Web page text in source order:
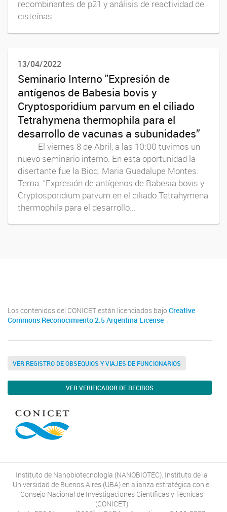
recombinantes de p21 y análisis de reactividad de
cisteínas.
13/04/2022
Seminario Interno "Expresión de
antígenos de Babesia bovis y
Cryptosporidium parvum en el ciliado
Tetrahymena thermophila para el
desarrollo de vacunas a subunidades”
El viernes 8 de Abril, a las 10:00 tuvimos un
nuevo seminario interno. En esta oportunidad la
disertante fue la Bioq. Maria Guadalupe Montes.
Tema: “Expresión de antígenos de Babesia bovis y
Cryptosporidium parvum en el ciliado Tetrahymena
thermophila para el desarrollo...
Los contenidos del CONICET están licenciados bajo Creative
Commons Reconocimiento 2.5 Argentina License
VER REGISTRO DE OBSEQUIOS Y VIAJES DE FUNCIONARIOS
VER VERIFICADOR DE RECIBOS
Instituto de Nanobiotecnología (NANOBIOTEC). Instituto de la
Universidad de Buenos Aires (UBA) en alianza estratégica con el
Consejo Nacional de Investigaciones Científicas y Técnicas
(CONICET)